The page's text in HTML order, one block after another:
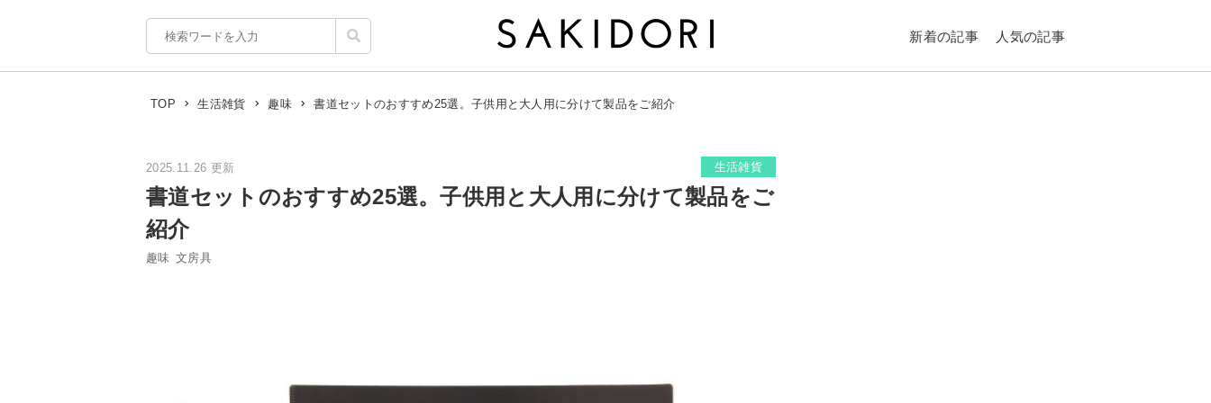
新着の記事 人気の記事
TOP 生活雑貨 趣味 書道セットのおすすめ25選。子供用と大人用に分けて製品をご紹介
2025.11.26 更新 生活雑貨
書道セットのおすすめ25選。子供用と大人用に分けて製品をご
紹介
趣味 文房具